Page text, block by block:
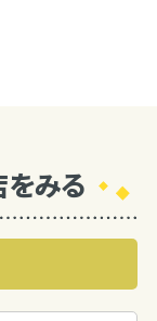
みる